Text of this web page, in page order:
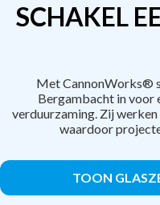
SCHAKEL
Met CannonWorks®
Bergambacht in voor
verduurzaming. Zij
waardoor
TOON